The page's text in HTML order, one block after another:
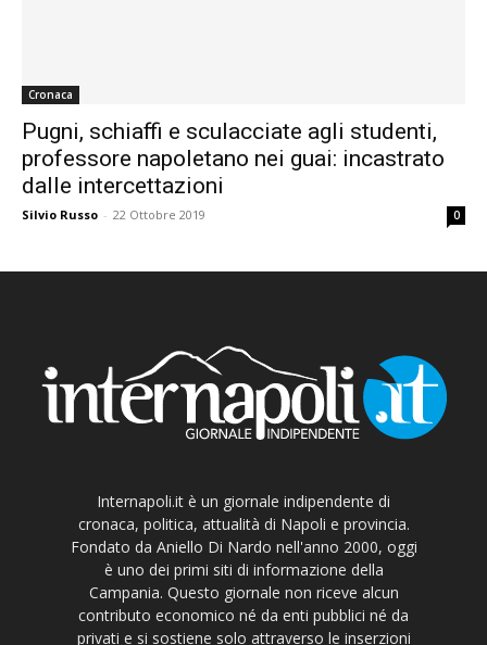
Cronaca
Pugni, schiaffi e sculacciate agli studenti,
professore napoletano nei guai: incastrato
dalle intercettazioni
Silvio Russo - 22 Ottobre 2019 0
Internapoli.it è un giornale indipendente di
cronaca, politica, attualità di Napoli e provincia.
Fondato da Aniello Di Nardo nell'anno 2000, oggi
è uno dei primi siti di informazione della
Campania. Questo giornale non riceve alcun
contributo economico né da enti pubblici né da
privati e si sostiene solo attraverso le inserzioni